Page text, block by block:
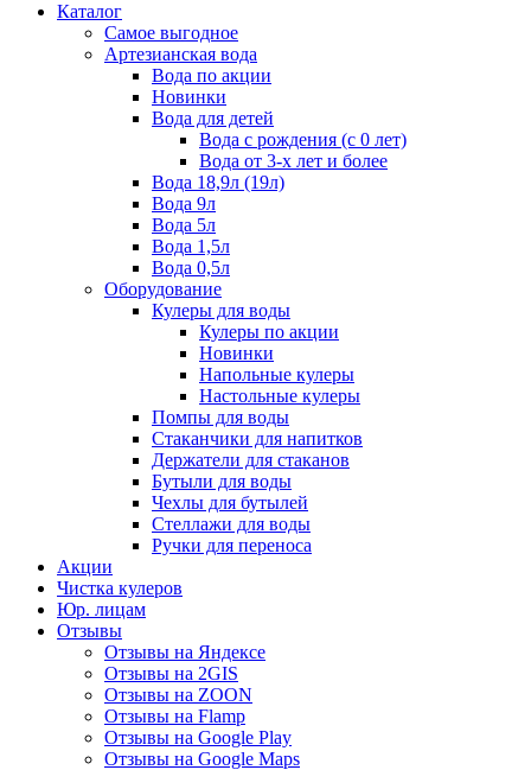
Каталог
Самое выгодное
Артезианская вода
Вода по акции
Новинки
Вода для детей
Вода с рождения (с 0 лет)
Вода от 3-х лет и более
Вода 18,9л (19л)
Вода 9л
Вода 5л
Вода 1,5л
Вода 0,5л
Оборудование
Кулеры для воды
Кулеры по акции
Новинки
Напольные кулеры
Настольные кулеры
Помпы для воды
Стаканчики для напитков
Держатели для стаканов
Бутыли для воды
Чехлы для бутылей
Стеллажи для воды
Ручки для переноса
Акции
Чистка кулеров
Юр. лицам
Отзывы
Отзывы на Яндексе
Отзывы на 2GIS
Отзывы на ZOON
Отзывы на Flamp
Отзывы на Google Play
Отзывы на Google Maps